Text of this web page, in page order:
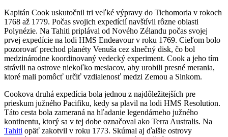
Kapitán Cook uskutočnil tri veľké výpravy do Tichomoria v rokoch
1768 až 1779. Počas svojich expedícií navštívil rôzne oblasti
Polynézie. Na Tahiti priplával od Nového Zélandu počas svojej
prvej expedície na lodi HMS Endeavour v roku 1769. Cieľom bolo
pozorovať prechod planéty Venuša cez slnečný disk, čo bol
medzinárodne koordinovaný vedecký experiment. Cook a jeho tím
strávili na ostrove niekoľko mesiacov, aby urobili presné merania,
ktoré mali pomôcť určiť vzdialenosť medzi Zemou a Slnkom.
Cookova druhá expedícia bola jednou z najdôležitejších pre
prieskum južného Pacifiku, kedy sa plavil na lodi HMS Resolution.
Táto cesta bola zameraná na hľadanie legendárneho južného
kontinentu, ktorý sa v tej dobe označoval ako Terra Australis. Na
Tahiti opäť zakotvil v roku 1773. Skúmal aj ďalšie ostrovy